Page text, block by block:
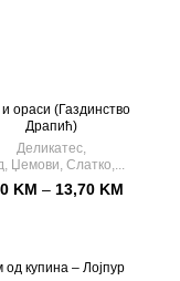
ораси (Газдинство
Драпић)
Деликатес,
Џемови, Слатко,...
KM – 13,70 KM
од купина – Лојпур